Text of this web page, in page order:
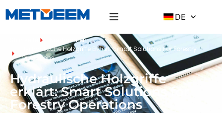
DE
Nachrichten
Hydraulische Holzgriffe Erklärt: Smart Solutions For Forestry
Operations
Hydraulische Holzgriffe
erklärt: Smart Solutions for
Forestry Operations